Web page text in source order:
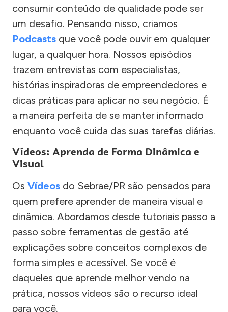
consumir conteúdo de qualidade pode ser
um desafio. Pensando nisso, criamos
Podcasts que você pode ouvir em qualquer
lugar, a qualquer hora. Nossos episódios
trazem entrevistas com especialistas,
histórias inspiradoras de empreendedores e
dicas práticas para aplicar no seu negócio. É
a maneira perfeita de se manter informado
enquanto você cuida das suas tarefas diárias.
Vídeos: Aprenda de Forma Dinâmica e
Visual
Os Vídeos do Sebrae/PR são pensados para
quem prefere aprender de maneira visual e
dinâmica. Abordamos desde tutoriais passo a
passo sobre ferramentas de gestão até
explicações sobre conceitos complexos de
forma simples e acessível. Se você é
daqueles que aprende melhor vendo na
prática, nossos vídeos são o recurso ideal
para você.